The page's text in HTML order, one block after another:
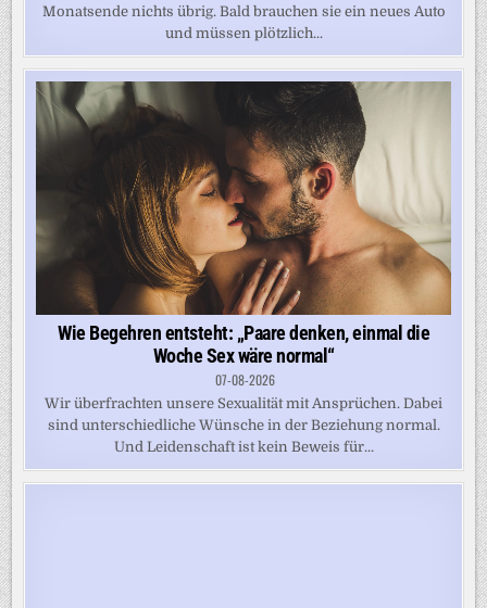
Monatsende nichts übrig. Bald brauchen sie ein neues Auto
und müssen plötzlich...
Wie Begehren entsteht: „Paare denken, einmal die
Woche Sex wäre normal“
07-08-2026
Wir überfrachten unsere Sexualität mit Ansprüchen. Dabei
sind unterschiedliche Wünsche in der Beziehung normal.
Und Leidenschaft ist kein Beweis für...